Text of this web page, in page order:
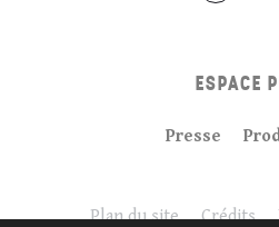
ESPACE
Presse
Plan du site Crédits